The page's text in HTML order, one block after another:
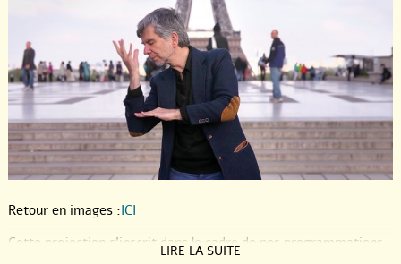
Retour en images :ICI
Cette projection s’inscrit dans le cadre de nos programmations
LIRE LA SUITE